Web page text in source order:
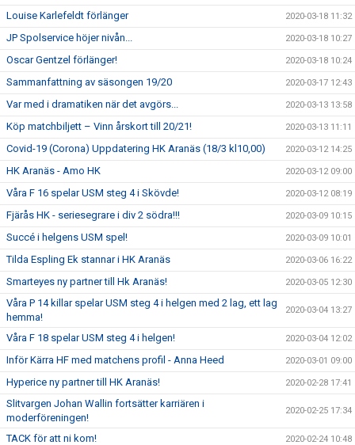
Louise Karlefeldt förlänger 2020-03-18 11:32
JP Spolservice höjer nivån... 2020-03-18 10:27
Oscar Gentzel förlänger! 2020-03-18 10:24
Sammanfattning av säsongen 19/20 2020-03-17 12:43
Var med i dramatiken när det avgörs... 2020-03-13 13:58
Köp matchbiljett – Vinn årskort till 20/21! 2020-03-13 11:11
Covid-19 (Corona) Uppdatering HK Aranäs (18/3 kl10,00) 2020-03-12 14:25
HK Aranäs - Amo HK 2020-03-12 09:00
Våra F 16 spelar USM steg 4 i Skövde! 2020-03-12 08:19
Fjärås HK - seriesegrare i div 2 södra!!! 2020-03-09 10:15
Succé i helgens USM spel! 2020-03-09 10:01
Tilda Espling Ek stannar i HK Aranäs 2020-03-06 16:22
Smarteyes ny partner till Hk Aranäs! 2020-03-05 12:30
Våra P 14 killar spelar USM steg 4 i helgen med 2 lag, ett lag
hemma!
2020-03-04 13:27
Våra F 18 spelar USM steg 4 i helgen! 2020-03-04 12:02
Inför Kärra HF med matchens profil - Anna Heed 2020-03-01 09:00
Hyperice ny partner till HK Aranäs! 2020-02-28 17:41
Slitvargen Johan Wallin fortsätter karriären i
moderföreningen!
2020-02-25 17:34
TACK för att ni kom! 2020-02-24 10:48